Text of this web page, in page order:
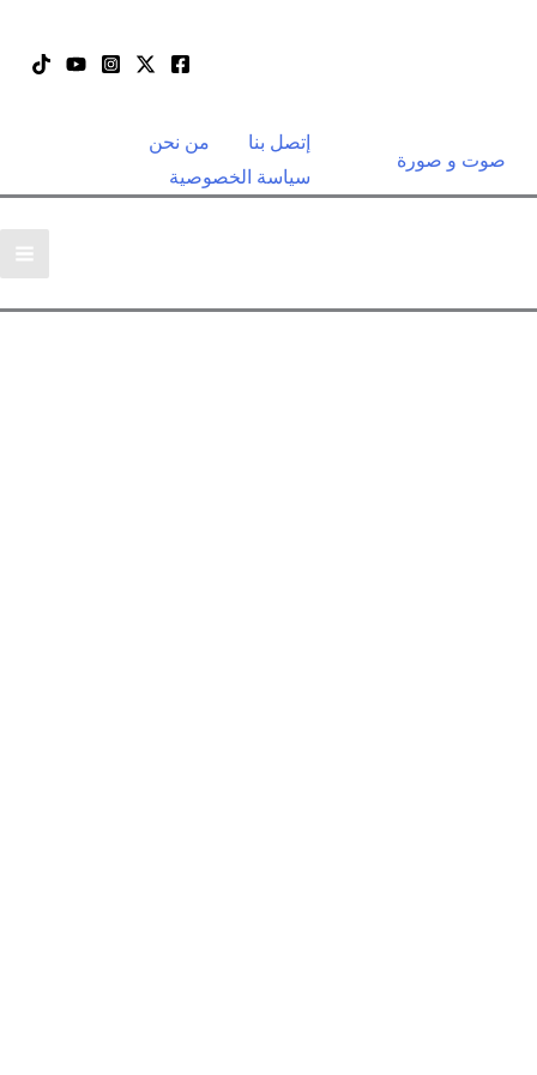
صوت و صورة
إتصل بنا
من نحن
سياسة الخصوصية